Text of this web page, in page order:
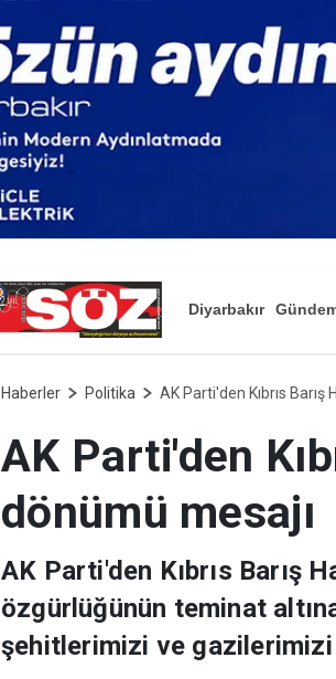
Diyarbakır
Haberler Politika AK Parti'den Kıbrıs Barış
AK Parti'den
dönümü mesajı
AK Parti'den Kıbrıs Barış
özgürlüğünün teminat altına
şehitlerimizi ve gazilerimizi